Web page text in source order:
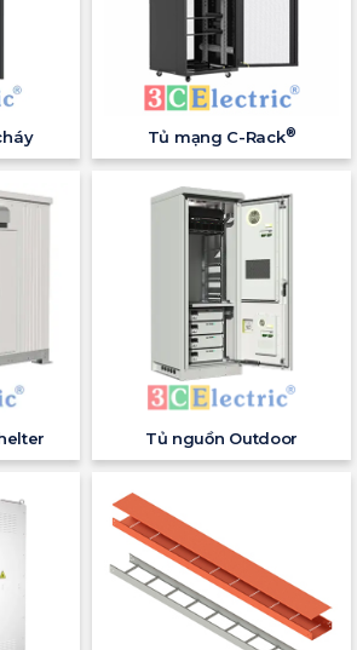
Tủ mạng C-Rack®
Tủ nguồn Outdoor